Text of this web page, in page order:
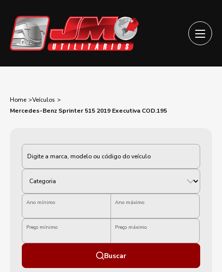
Home
Veículos
Mercedes-Benz Sprinter 515 2019 Executiva COD.195
Categoria
Ano mínimo Ano máximo
Preço mínimo Preço máximo
Buscar